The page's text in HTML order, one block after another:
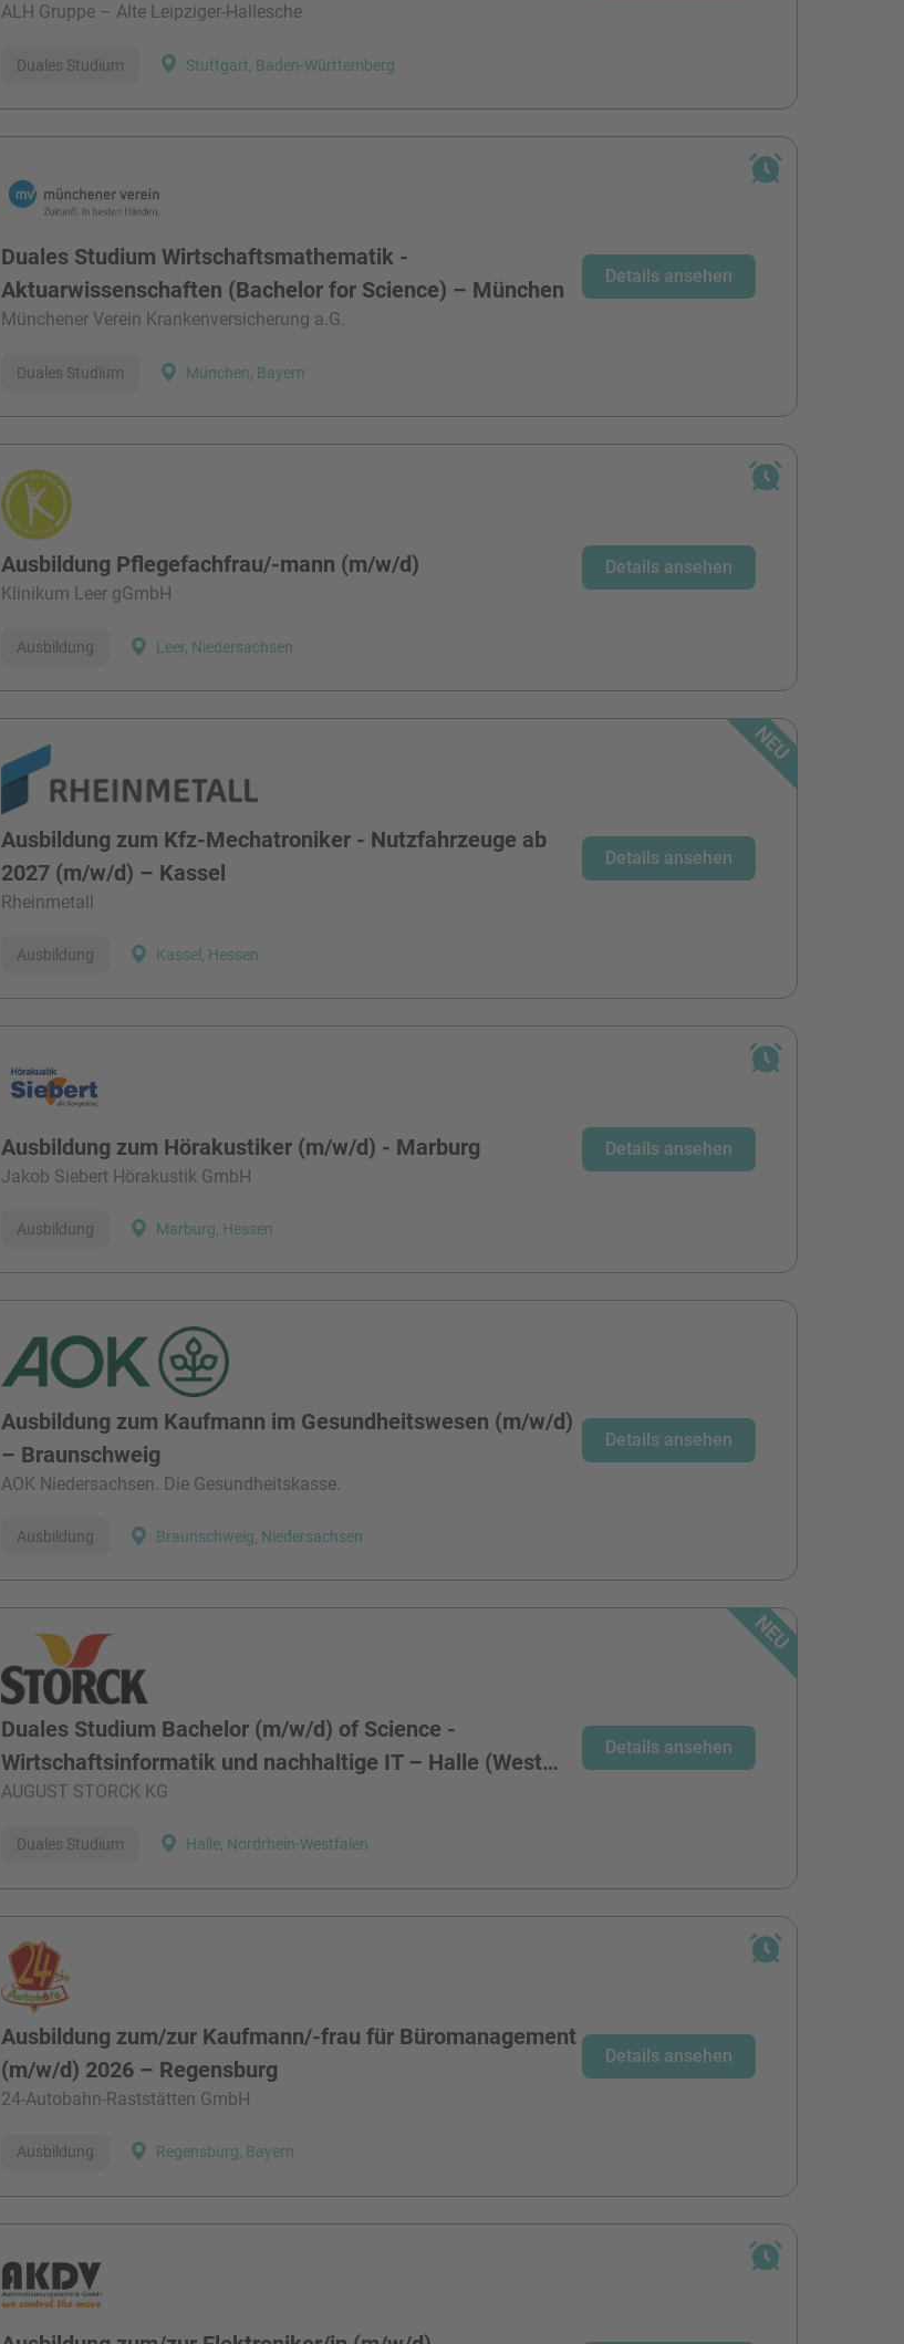
ALH Gruppe – Alte Leipziger-Hallesche
Stuttgart, Baden-Württemberg
Duales Studium
Duales Studium Wirtschaftsmathematik -
Aktuarwissenschaften (Bachelor for Science) – München
Münchener Verein Krankenversicherung a.G.
München, Bayern
Duales Studium
Details ansehen
Ausbildung Pflegefachfrau/-mann (m/w/d)
Klinikum Leer gGmbH
Leer, Niedersachsen
Ausbildung
Details ansehen
Ausbildung zum Kfz-Mechatroniker - Nutzfahrzeuge ab
2027 (m/w/d) – Kassel
Rheinmetall
Kassel, Hessen
Ausbildung
Details ansehen
Ausbildung zum Hörakustiker (m/w/d) - Marburg
Jakob Siebert Hörakustik GmbH
Marburg, Hessen
Ausbildung
Details ansehen
Ausbildung zum Kaufmann im Gesundheitswesen (m/w/d)
– Braunschweig
AOK Niedersachsen. Die Gesundheitskasse.
Braunschweig, Niedersachsen
Ausbildung
Details ansehen
Duales Studium Bachelor (m/w/d) of Science -
Wirtschaftsinformatik und nachhaltige IT – Halle (West…
AUGUST STORCK KG
Halle, Nordrhein-Westfalen
Duales Studium
Details ansehen
Ausbildung zum/zur Kaufmann/-frau für Büromanagement
(m/w/d) 2026 – Regensburg
24-Autobahn-Raststätten GmbH
Regensburg, Bayern
Ausbildung
Details ansehen